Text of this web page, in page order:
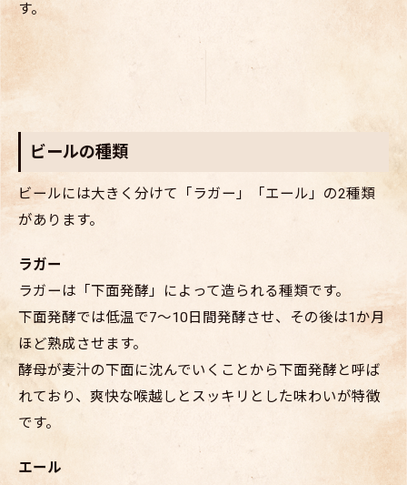
す。
ビールの種類
ビールには大きく分けて「ラガー」「エール」の2種類
があります。
ラガー
ラガーは「下面発酵」によって造られる種類です。
下面発酵では低温で7～10日間発酵させ、その後は1か月
ほど熟成させます。
酵母が麦汁の下面に沈んでいくことから下面発酵と呼ば
れており、爽快な喉越しとスッキリとした味わいが特徴
です。
エール